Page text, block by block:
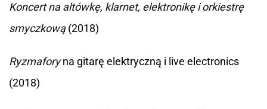
Koncert na altówkę, klarnet, elektronikę i orkiestrę
smyczkową(2018)
Ryzmaforyna gitarę elektryczną i live electronics
(2018)